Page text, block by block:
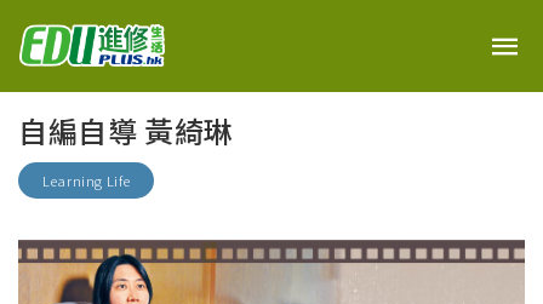
自編自導 黃綺琳
Learning Life